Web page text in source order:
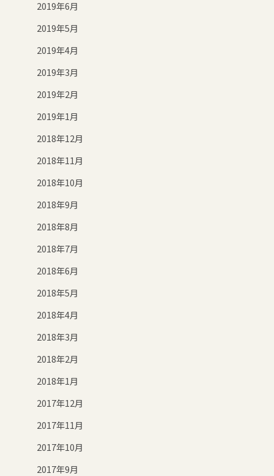
2019年6月
2019年5月
2019年4月
2019年3月
2019年2月
2019年1月
2018年12月
2018年11月
2018年10月
2018年9月
2018年8月
2018年7月
2018年6月
2018年5月
2018年4月
2018年3月
2018年2月
2018年1月
2017年12月
2017年11月
2017年10月
2017年9月